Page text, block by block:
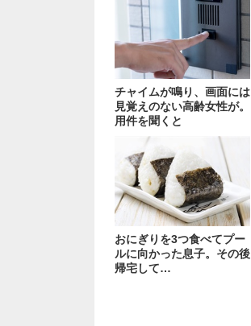
チャイムが鳴り、画面には
見覚えのない高齢女性が。
用件を聞くと
おにぎりを3つ食べてプー
ルに向かった息子。その後
帰宅して…